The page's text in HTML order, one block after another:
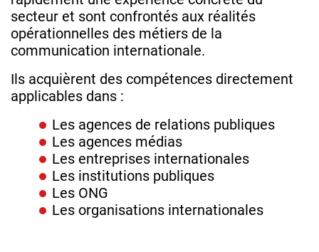
secteur et sont confrontés aux réalités
opérationnelles des métiers de la
communication internationale.
Ils acquièrent des compétences directement
applicables dans :
Les agences de relations publiques
Les agences médias
Les entreprises internationales
Les institutions publiques
Les ONG
Les organisations internationales